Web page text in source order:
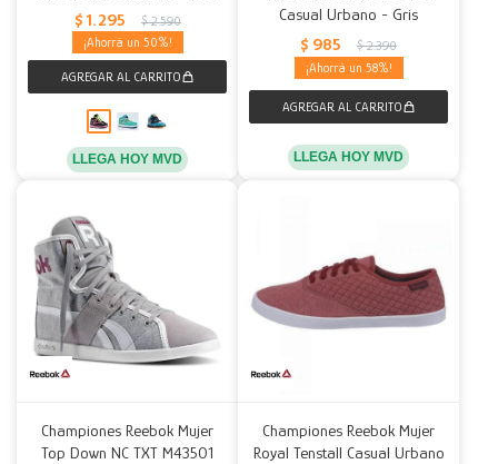
$ 1.295 $ 2.590
50
LLEGA HOY MVD
Casual Urbano - Gris
$ 985 $ 2.390
58
LLEGA HOY MVD
Championes Reebok Mujer
Top Down NC TXT M43501
Championes Reebok Mujer
Royal Tenstall Casual Urbano